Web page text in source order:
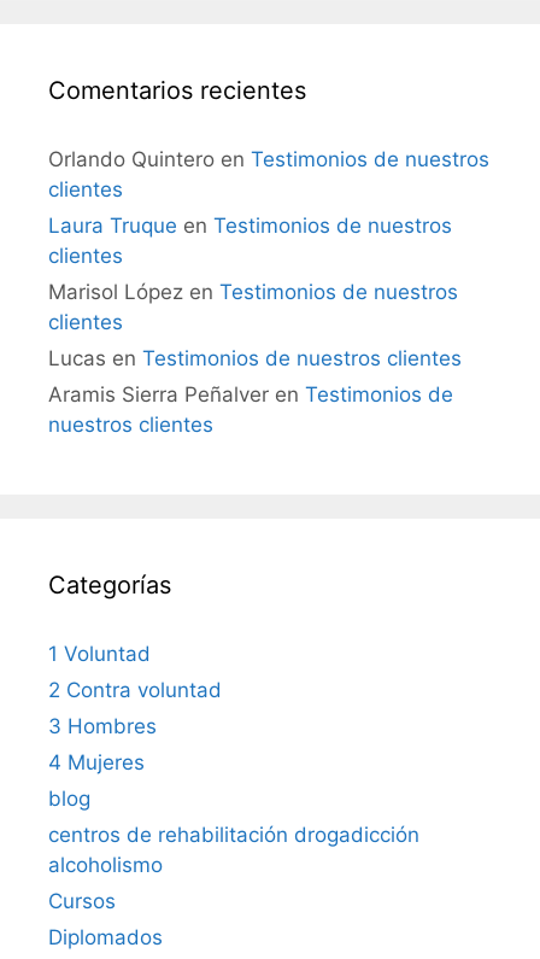
Comentarios recientes
Orlando Quintero en Testimonios de nuestros
clientes
Laura Truque en Testimonios de nuestros
clientes
Marisol López en Testimonios de nuestros
clientes
Lucas en Testimonios de nuestros clientes
Aramis Sierra Peñalver en Testimonios de
nuestros clientes
Categorías
1 Voluntad
2 Contra voluntad
3 Hombres
4 Mujeres
blog
centros de rehabilitación drogadicción
alcoholismo
Cursos
Diplomados